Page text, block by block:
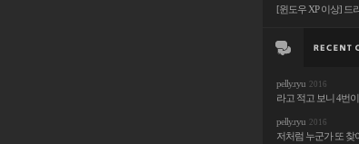
[윈도우 XP 이상] 드
pelly.ryu 2016
라고 적고 보니 4번
pelly.ryu 2016
저처럼 누군가 또 찾